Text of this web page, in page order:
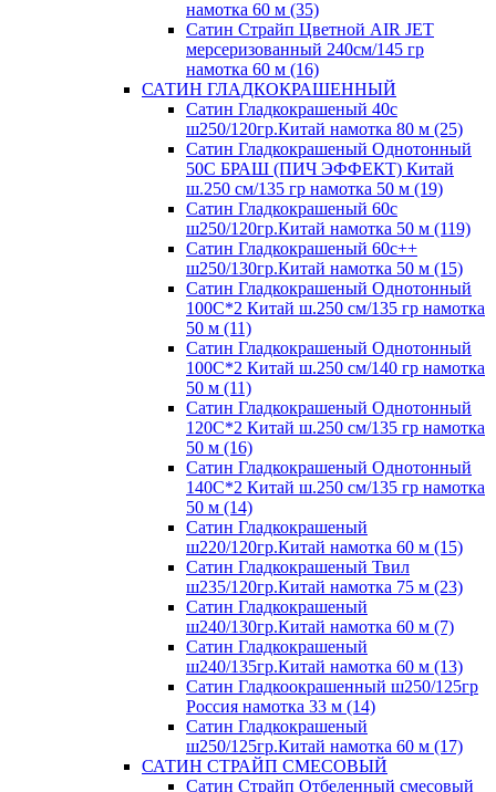
намотка 60 м (35)
Сатин Страйп Цветной AIR JET
мерсеризованный 240см/145 гр
намотка 60 м (16)
САТИН ГЛАДКОКРАШЕННЫЙ
Сатин Гладкокрашеный 40с
ш250/120гр.Китай намотка 80 м (25)
Сатин Гладкокрашеный Однотонный
50С БРАШ (ПИЧ ЭФФЕКТ) Китай
ш.250 см/135 гр намотка 50 м (19)
Сатин Гладкокрашеный 60с
ш250/120гр.Китай намотка 50 м (119)
Сатин Гладкокрашеный 60с++
ш250/130гр.Китай намотка 50 м (15)
Сатин Гладкокрашеный Однотонный
100С*2 Китай ш.250 см/135 гр намотка
50 м (11)
Сатин Гладкокрашеный Однотонный
100С*2 Китай ш.250 см/140 гр намотка
50 м (11)
Сатин Гладкокрашеный Однотонный
120С*2 Китай ш.250 см/135 гр намотка
50 м (16)
Сатин Гладкокрашеный Однотонный
140С*2 Китай ш.250 см/135 гр намотка
50 м (14)
Сатин Гладкокрашеный
ш220/120гр.Китай намотка 60 м (15)
Сатин Гладкокрашеный Твил
ш235/120гр.Китай намотка 75 м (23)
Сатин Гладкокрашеный
ш240/130гр.Китай намотка 60 м (7)
Сатин Гладкокрашеный
ш240/135гр.Китай намотка 60 м (13)
Сатин Гладкоокрашенный ш250/125гр
Россия намотка 33 м (14)
Сатин Гладкокрашеный
ш250/125гр.Китай намотка 60 м (17)
САТИН СТРАЙП СМЕСОВЫЙ
Сатин Страйп Отбеленный смесовый